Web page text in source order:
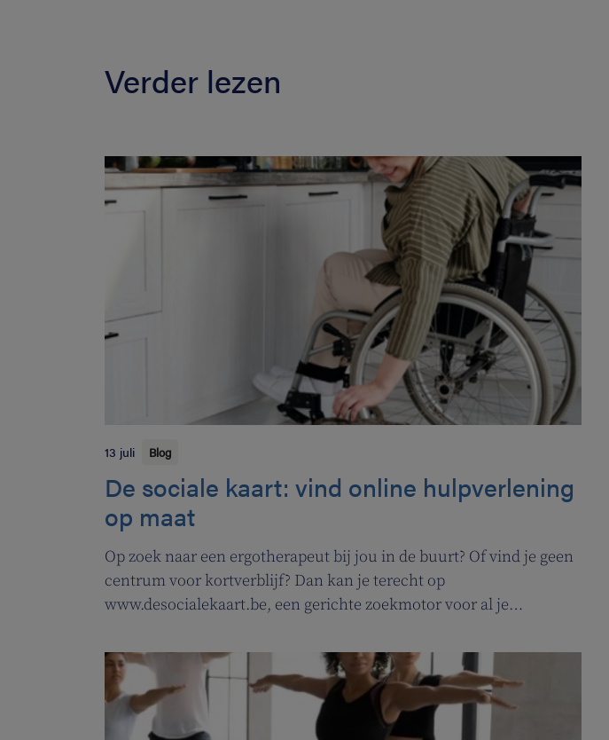
Verder lezen
13 juli Blog
De sociale kaart: vind online hulpverlening
op maat
Op zoek naar een ergotherapeut bij jou in de buurt? Of vind je geen
centrum voor kortverblijf? Dan kan je terecht op
www.desocialekaart.be, een gerichte zoekmotor voor al je
zowel patiënten als zorgverleners.